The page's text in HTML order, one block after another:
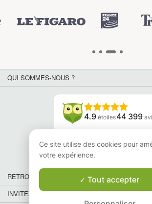
QUI SOMMES-NOUS ?
4.9 étoiles44 399
Lisez nos avis
RETROUVEZ-NOUS
INVITEZ VOS AMIS
Ce site utilise des cookies pour
votre expérience.
Tout accepter